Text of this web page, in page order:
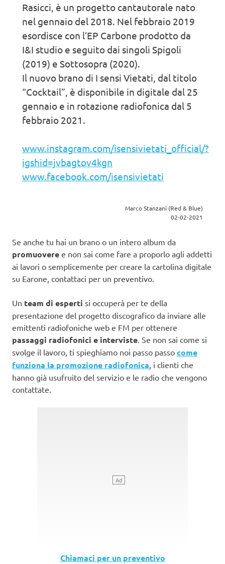
Rasicci, è un progetto cantautorale nato
nel gennaio del 2018. Nel febbraio 2019
esordisce con l’EP Carbone prodotto da
I&I studio e seguito dai singoli Spigoli
(2019) e Sottosopra (2020).
Il nuovo brano di I sensi Vietati, dal titolo
“Cocktail”, è disponibile in digitale dal 25
gennaio e in rotazione radiofonica dal 5
febbraio 2021.
www.instagram.com/isensivietati_official/?
igshid=jvbagtov4kgn
www.facebook.com/isensivietati
Marco Stanzani (Red & Blue)
02-02-2021
Se anche tu hai un brano o un intero album da
promuovere e non sai come fare a proporlo agli addetti
ai lavori o semplicemente per creare la cartolina digitale
su Earone, contattaci per un preventivo.
Un team di esperti si occuperà per te della
presentazione del progetto discografico da inviare alle
emittenti radiofoniche web e FM per ottenere
passaggi radiofonici e interviste. Se non sai come si
svolge il lavoro, ti spieghiamo noi passo passo come
funziona la promozione radiofonica, i clienti che
hanno già usufruito del servizio e le radio che vengono
contattate.
Chiamaci per un preventivo